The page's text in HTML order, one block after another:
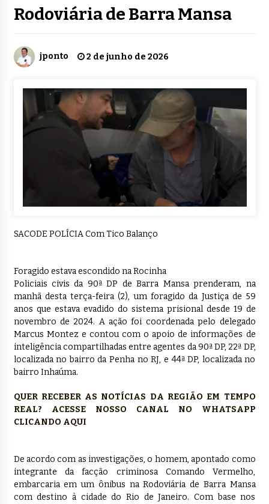
Rodoviária de Barra Mansa
jponto 2 de junho de 2026
SACODE POLÍCIA Com Tico Balanço
Foragido estava escondido na Rocinha
Policiais civis da 90ª DP de Barra Mansa prenderam, na
manhã desta terça-feira (2), um foragido da Justiça de 59
anos que estava evadido do sistema prisional desde 19 de
novembro de 2024. A ação foi coordenada pelo delegado
Marcus Montez e contou com o apoio de informações de
inteligência compartilhadas entre agentes da 90ª DP, 22ª DP,
localizada no bairro da Penha no RJ, e 44ª DP, localizada no
bairro Inhaúma.
QUER RECEBER AS NOTÍCIAS DA REGIÃO EM TEMPO
REAL? ACESSE NOSSO CANAL NO WHATSAPP
CLICANDO AQUI
De acordo com as investigações, o homem, apontado como
integrante da facção criminosa Comando Vermelho,
embarcaria em um ônibus na Rodoviária de Barra Mansa
com destino à cidade do Rio de Janeiro. Com base nos